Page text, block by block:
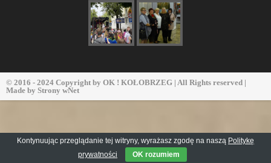
© 2016 - 2024 Copyright by OK ! KOŁOBRZEG | All Rights reserved |
Made by Strony wNet
Kontynuując przeglądanie tej witryny, wyrażasz zgodę na naszą Politykę
prywatności
OK rozumiem